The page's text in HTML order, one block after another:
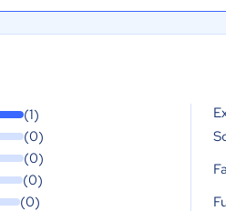
(1)
(0)
(0)
(0)
(0)